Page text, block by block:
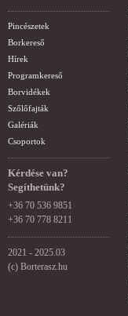
Pincészetek
Borkereső
Hírek
Programkereső
Borvidékek
Szőlőfajták
Galériák
Csoportok
Kérdése van?
Segíthetünk?
+36 70 536 9851
+36 70 778 8211
2021 - 2025.03
(c) Borterasz.hu